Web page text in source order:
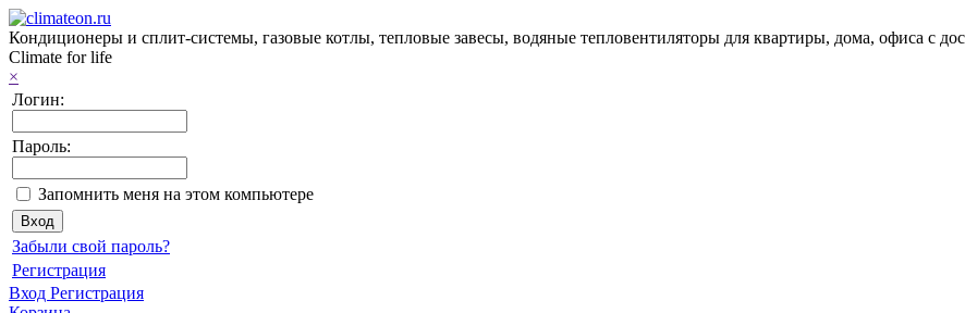
Кондиционеры и сплит-системы, газовые котлы, тепловые завесы, водяные тепловентиляторы для квартиры, дома, офиса с
Climate for life
×
Логин:
Пароль:
Запомнить меня на этом компьютере
Забыли свой пароль?
Регистрация
Вход Регистрация